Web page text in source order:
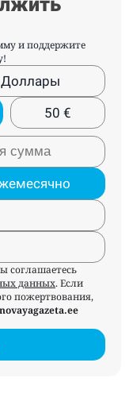
и поддержите
Доллары
50 €
соглашаетесь
данных. Если
пожертвования,